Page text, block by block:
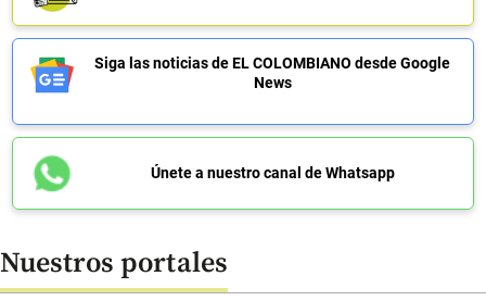
Siga las noticias de EL COLOMBIANO desde Google
News
Únete a nuestro canal de Whatsapp
Nuestros portales